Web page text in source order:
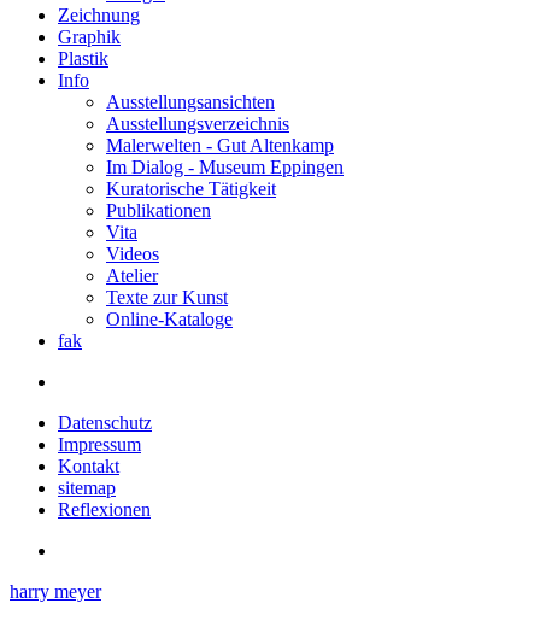
Zeichnung
Graphik
Plastik
Info
Ausstellungsansichten
Ausstellungsverzeichnis
Malerwelten - Gut Altenkamp
Im Dialog - Museum Eppingen
Kuratorische Tätigkeit
Publikationen
Vita
Videos
Atelier
Texte zur Kunst
Online-Kataloge
fak
Datenschutz
Impressum
Kontakt
sitemap
Reflexionen
harry meyer